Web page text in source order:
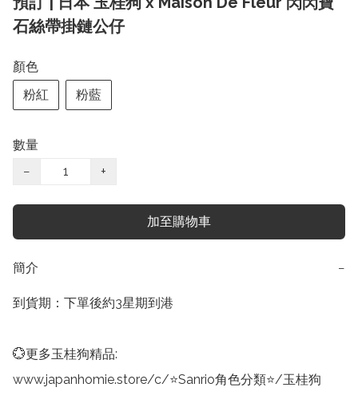
石絲帶掛鏈公仔
顏色
粉紅
粉藍
數量
−
+
加至購物車
簡介 −
到貨期：下單後約3星期到港
💮更多玉桂狗精品:
www.japanhomie.store/c/⭐Sanrio角色分類⭐/玉桂狗